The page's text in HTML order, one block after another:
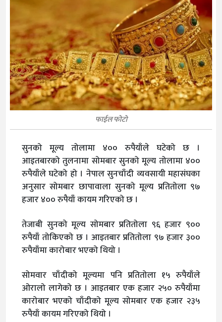
फाईल फोटो
सुनको मूल्य तोलामा ४०० रुपैयाँले घटेको छ ।
आइतबारको तुलनामा सोमबार सुनको मूल्य तोलामा ४००
रुपैयाँले घटेको हो । नेपाल सुनचाँदी व्यवसायी महासंघका
अनुसार सोमबार छापावाला सुनको मूल्य प्रतितोला ९७
हजार ४०० रुपैयाँ कायम गरिएको छ ।
तेजाबी सुनको मूल्य सोमबार प्रतितोला ९६ हजार ९००
रुपैयाँ तोकिएको छ । आइतबार प्रतितोला ९७ हजार ३००
रुपैयाँमा कारोबार भएको थियो ।
सोमवार चाँदीको मूल्यमा पनि प्रतितोला १५ रुपैयाँले
ओरालो लागेको छ । आइतबार एक हजार २५० रुपैयाँमा
कारोबार भएको चाँदीको मूल्य सोमबार एक हजार २३५
रुपैयाँ कायम गरिएको थियो ।